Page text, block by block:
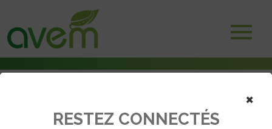
×
RESTEZ CONNECTÉS